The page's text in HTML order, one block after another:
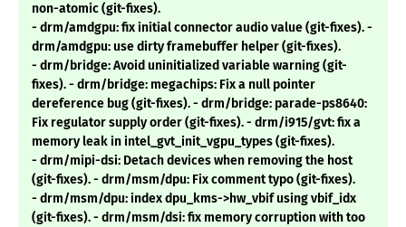
non-atomic (git-fixes).
- drm/amdgpu: fix initial connector audio value (git-fixes). -
drm/amdgpu: use dirty framebuffer helper (git-fixes).
- drm/bridge: Avoid uninitialized variable warning (git-
fixes). - drm/bridge: megachips: Fix a null pointer
dereference bug (git-fixes). - drm/bridge: parade-ps8640:
Fix regulator supply order (git-fixes). - drm/i915/gvt: fix a
memory leak in intel_gvt_init_vgpu_types (git-fixes).
- drm/mipi-dsi: Detach devices when removing the host
(git-fixes). - drm/msm/dpu: Fix comment typo (git-fixes).
- drm/msm/dpu: index dpu_kms->hw_vbif using vbif_idx
(git-fixes). - drm/msm/dsi: fix memory corruption with too